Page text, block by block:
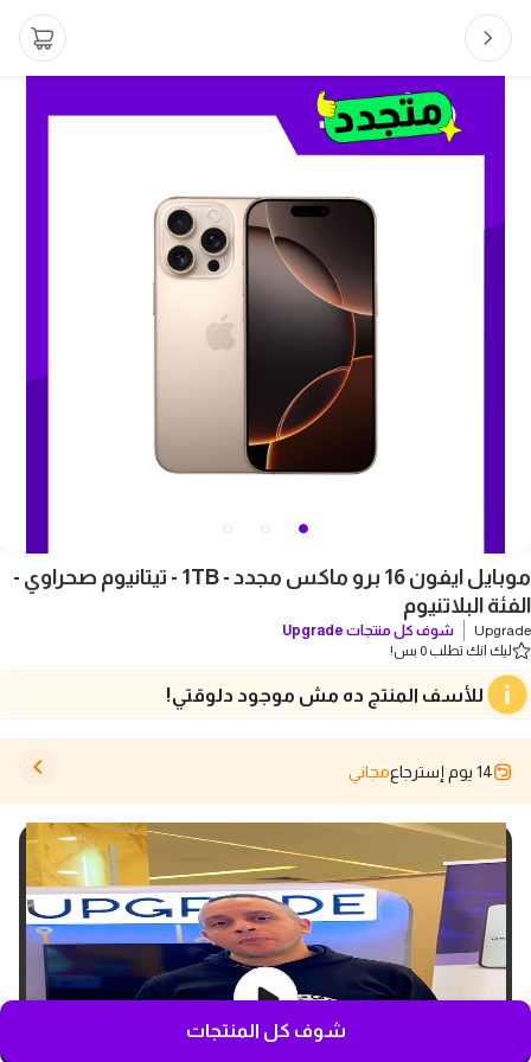
موبايل ايفون 16 برو ماكس مجدد - 1TB - تيتانيوم صحراوي -
الفئة البلاتنيوم
Upgrade شوف كل منتجات Upgrade
ليك انك تطلب 0 بس!
للأسف المنتج ده مش موجود دلوقتي!
14 يوم إسترجاع مجاني
شوف كل المنتجات